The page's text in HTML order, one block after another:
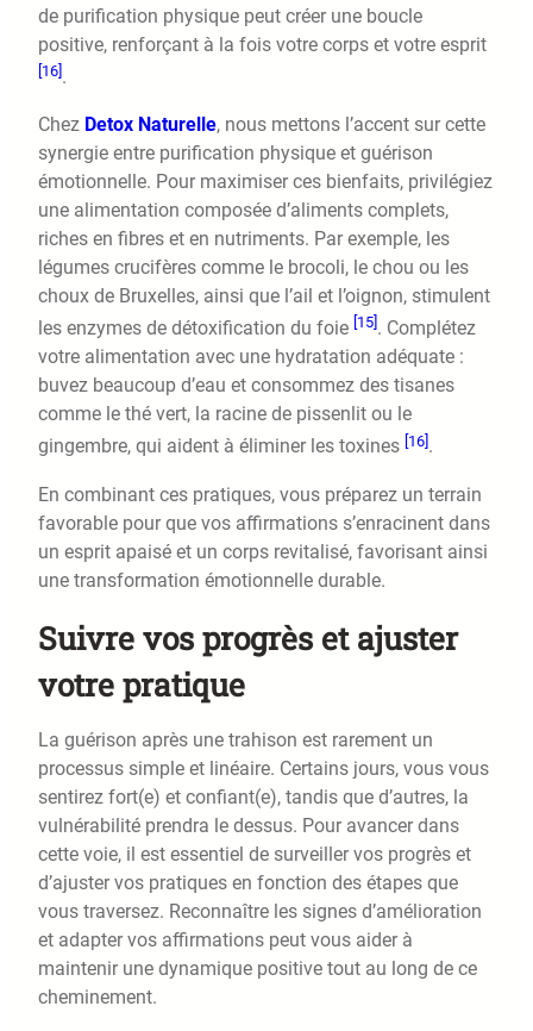
de purification physique peut créer une boucle
positive, renforçant à la fois votre corps et votre esprit
[16].
Chez Detox Naturelle, nous mettons l’accent sur cette
synergie entre purification physique et guérison
émotionnelle. Pour maximiser ces bienfaits, privilégiez
une alimentation composée d’aliments complets,
riches en fibres et en nutriments. Par exemple, les
légumes crucifères comme le brocoli, le chou ou les
choux de Bruxelles, ainsi que l’ail et l’oignon, stimulent
les enzymes de détoxification du foie [15] . Complétez
votre alimentation avec une hydratation adéquate :
buvez beaucoup d’eau et consommez des tisanes
comme le thé vert, la racine de pissenlit ou le
gingembre, qui aident à éliminer les toxines [16].
En combinant ces pratiques, vous préparez un terrain
favorable pour que vos affirmations s’enracinent dans
un esprit apaisé et un corps revitalisé, favorisant ainsi
une transformation émotionnelle durable.
Suivre vos progrès et ajuster
votre pratique
La guérison après une trahison est rarement un
processus simple et linéaire. Certains jours, vous vous
sentirez fort(e) et confiant(e), tandis que d’autres, la
vulnérabilité prendra le dessus. Pour avancer dans
cette voie, il est essentiel de surveiller vos progrès et
d’ajuster vos pratiques en fonction des étapes que
vous traversez. Reconnaître les signes d’amélioration
et adapter vos affirmations peut vous aider à
maintenir une dynamique positive tout au long de ce
cheminement.